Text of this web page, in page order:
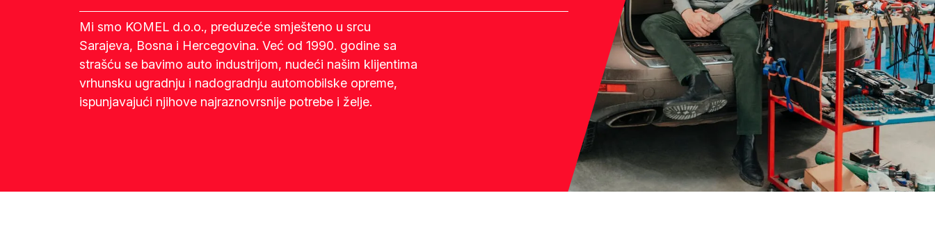
Mi smo KOMEL d.o.o., preduzeće smješteno u srcu
Sarajeva, Bosna i Hercegovina. Već od 1990. godine sa
strašću se bavimo auto industrijom, nudeći našim klijentima
vrhunsku ugradnju i nadogradnju automobilske opreme,
ispunjavajući njihove najraznovrsnije potrebe i želje.